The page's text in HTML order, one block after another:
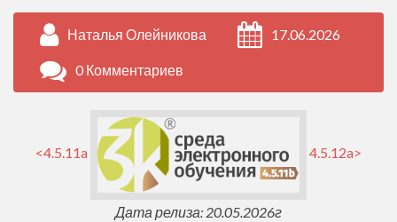
Наталья Олейникова 17.06.2026
0 Комментариев
<4.5.11a 4.5.12a>
Дата релиза: 20.05.2026г